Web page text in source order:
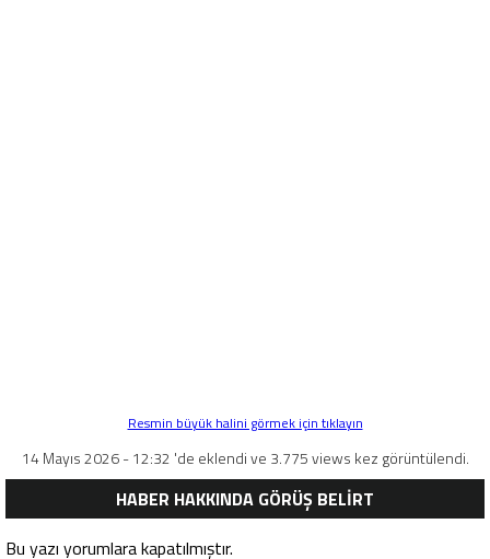
Resmin büyük halini görmek için tıklayın
14 Mayıs 2026 - 12:32 'de eklendi ve 3.775 views kez görüntülendi.
HABER HAKKINDA GÖRÜŞ BELİRT
Bu yazı yorumlara kapatılmıştır.